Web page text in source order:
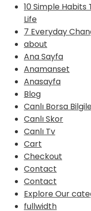
10 Simple
Life
7 Everyday
about
Ana Sayfa
Anamanset
Anasayfa
Blog
Canlı Borsa
Canlı Skor
Canlı Tv
Cart
Checkout
Contact
Contact
Explore Our
fullwidth